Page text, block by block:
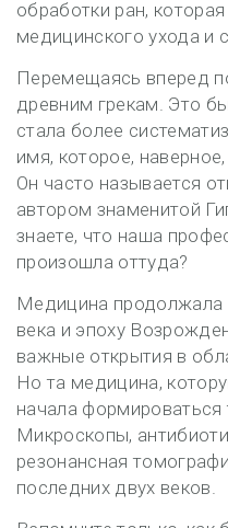
обработки ран,
медицинского ухода и
Перемещаясь вперед
древним грекам. Это
стала более
имя, которое,
Он часто называется
автором знаменитой
знаете, что наша
произошла оттуда?
Медицина продолжала
века и эпоху
важные открытия в
Но та медицина,
начала формироваться
Микроскопы,
резонансная
последних двух веков.